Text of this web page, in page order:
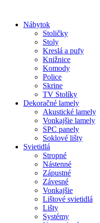
obsah
Nábytok
Stoličky
Stoly
Kreslá a pufy
Knižnice
Komody
Police
Skrine
TV Stolíky
Dekoračné lamely
Akustické lamely
Vonkajšie lamely
SPC panely
Soklové lišty
Svietidlá
Stropné
Nástenné
Zápustné
Závesné
Vonkajšie
Lištové svietidlá
Lišty
Systémy